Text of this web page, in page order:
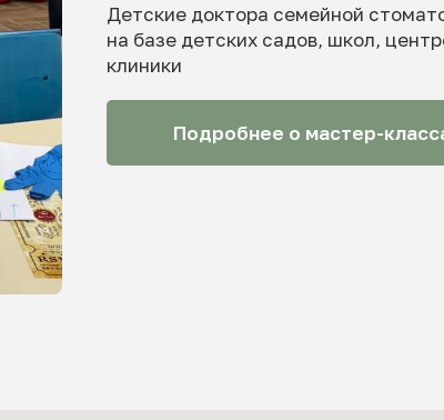
Детские доктора семейной
на базе детских садов, школ,
клиники
Подробнее о мастер-